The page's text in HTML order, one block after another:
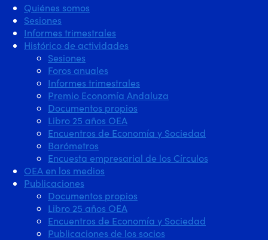
Quiénes somos
Sesiones
Informes trimestrales
Histórico de actividades
Sesiones
Foros anuales
Informes trimestrales
Premio Economía Andaluza
Documentos propios
Libro 25 años OEA
Encuentros de Economía y Sociedad
Barómetros
Encuesta empresarial de los Círculos
OEA en los medios
Publicaciones
Documentos propios
Libro 25 años OEA
Encuentros de Economía y Sociedad
Publicaciones de los socios